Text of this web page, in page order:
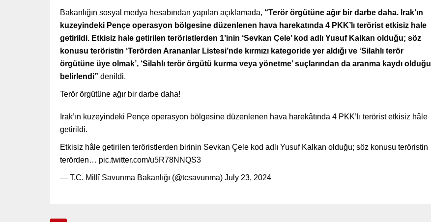
Bakanlığın sosyal medya hesabından yapılan açıklamada, “Terör örgütüne ağır bir darbe daha. Irak’ın
kuzeyindeki Pençe operasyon bölgesine düzenlenen hava harekatında 4 PKK’lı terörist etkisiz hale
getirildi. Etkisiz hale getirilen teröristlerden 1’inin ‘Sevkan Çele’ kod adlı Yusuf Kalkan olduğu; söz
konusu teröristin ‘Terörden Arananlar Listesi’nde kırmızı kategoride yer aldığı ve ‘Silahlı terör
örgütüne üye olmak’, ‘Silahlı terör örgütü kurma veya yönetme’ suçlarından da aranma kaydı olduğu
belirlendi” denildi.
Terör örgütüne ağır bir darbe daha!
Irak’ın kuzeyindeki Pençe operasyon bölgesine düzenlenen hava harekâtında 4 PKK’lı terörist etkisiz hâle
getirildi.
Etkisiz hâle getirilen teröristlerden birinin Sevkan Çele kod adlı Yusuf Kalkan olduğu; söz konusu teröristin
terörden… pic.twitter.com/u5R78NNQS3
— T.C. Millî Savunma Bakanlığı (@tcsavunma) July 23, 2024